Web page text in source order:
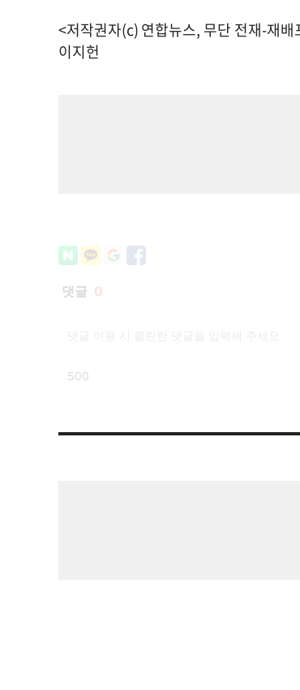
<저작권자(c) 연합뉴스, 무단 전재-재
이지헌